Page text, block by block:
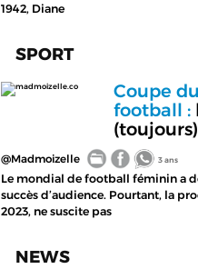
1942, Diane
SPORT
madmoizelle.co
Coupe
football :
@Madmoizelle 3 ans
Le mondial de football féminin a
succès d’audience. Pourtant, la
2023, ne suscite pas
NEWS